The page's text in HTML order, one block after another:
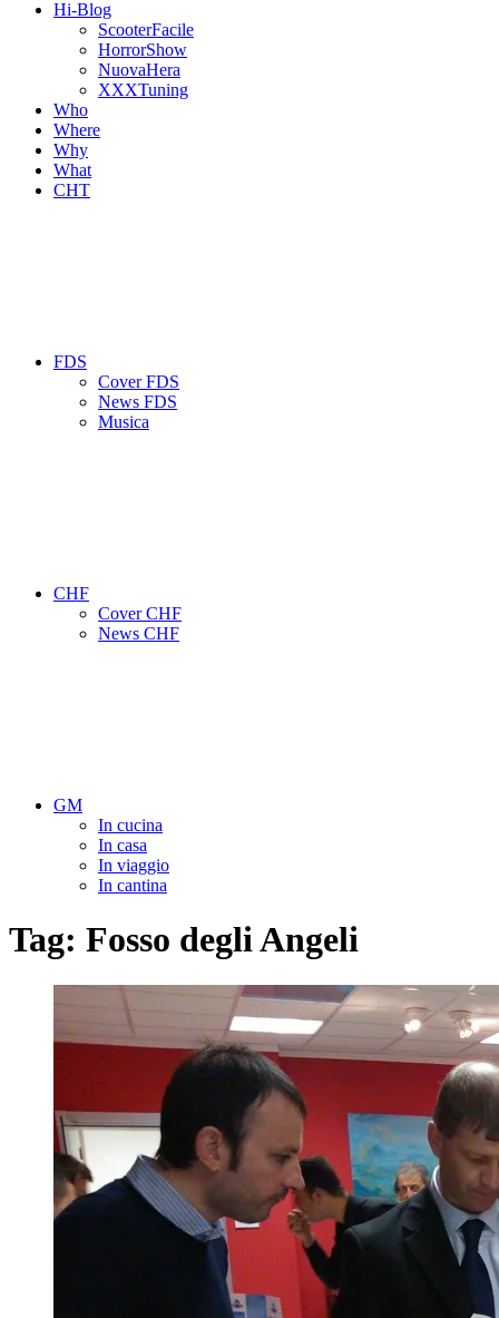
Hi-Blog
ScooterFacile
HorrorShow
NuovaHera
XXXTuning
Who
Where
Why
What
CHT
FDS
Cover FDS
News FDS
Musica
CHF
Cover CHF
News CHF
GM
In cucina
In casa
In viaggio
In cantina
Tag: Fosso degli Angeli